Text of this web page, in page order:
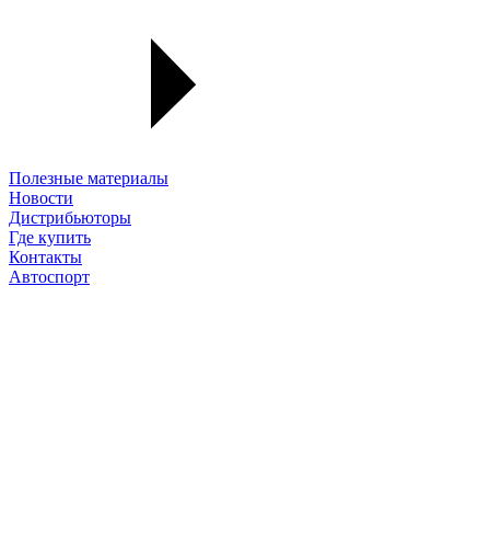
Полезные материалы
Новости
Дистрибьюторы
Где купить
Контакты
Автоспорт